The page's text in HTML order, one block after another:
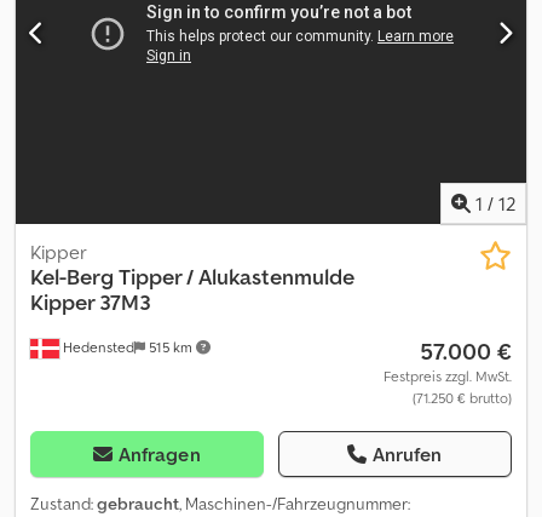
Letzte Inspektion: 2026-06-10 Weitere Informationen Wenden Sie
sich an Lastas Sales, um weitere Informationen zu erhalten.
1 / 12
Hedensted 515 km
Kipper
Kel-Berg Tipper / Alukastenmulde
Kipper 37M3
57.000 €
Festpreis zzgl. MwSt.
(71.250 € brutto)
Anfragen Anrufen
Zustand:gebraucht, Maschinen-/Fahrzeugnummer: